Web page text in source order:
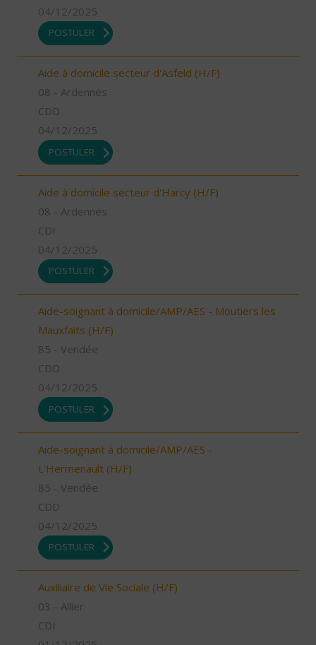
04/12/2025
POSTULER
Aide à domicile secteur d'Asfeld (H/F)
08 - Ardennes
CDD
04/12/2025
POSTULER
Aide à domicile secteur d'Harcy (H/F)
08 - Ardennes
CDI
04/12/2025
POSTULER
Aide-soignant à domicile/AMP/AES - Moutiers les
Mauxfaits (H/F)
85 - Vendée
CDD
04/12/2025
POSTULER
Aide-soignant à domicile/AMP/AES -
L'Hermenault (H/F)
85 - Vendée
CDD
04/12/2025
POSTULER
Auxiliaire de Vie Sociale (H/F)
03 - Allier
CDI